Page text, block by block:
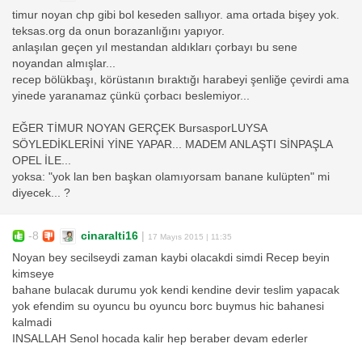
timur noyan chp gibi bol keseden sallıyor. ama ortada bişey yok.
teksas.org da onun borazanlığını yapıyor.
anlaşılan geçen yıl mestandan aldıkları çorbayı bu sene
noyandan almışlar...
recep bölükbaşı, körüstanın bıraktığı harabeyi şenliğe çevirdi ama
yinede yaranamaz çünkü çorbacı beslemiyor...
EĞER TİMUR NOYAN GERÇEK BursasporLUYSA
SÖYLEDİKLERİNİ YİNE YAPAR... MADEM ANLAŞTI SİNPAŞLA
OPEL İLE...
yoksa: "yok lan ben başkan olamıyorsam banane kulüpten" mi
diyecek... ?
-8 cinaralti16 17 Mayıs 2015 | 11:35
Noyan bey secilseydi zaman kaybi olacakdi simdi Recep beyin
kimseye
bahane bulacak durumu yok kendi kendine devir teslim yapacak
yok efendim su oyuncu bu oyuncu borc buymus hic bahanesi
kalmadi
INSALLAH Senol hocada kalir hep beraber devam ederler